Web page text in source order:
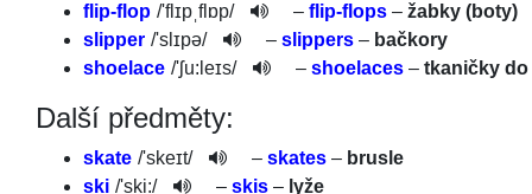
flip-flop /'flɪpˌfl­ɒp/ – flip-flops – žabky (boty)
slipper /'slɪpə/ – slippers – bačkory
shoelace /'ʃu:leɪs/­ – shoelaces – tkaničky do
Další předměty:
skate /'skeɪt/ – skates – brusle
ski /'ski:/ – skis – lyže